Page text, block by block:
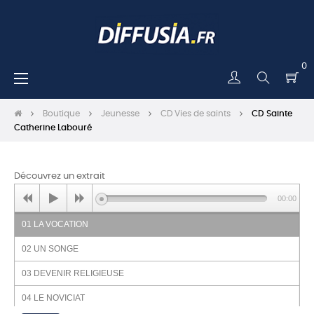
0
Basculer
☰
Boutique Jeunesse CD Vies de saints
CD Sainte
Catherine Labouré
Découvrez un extrait
01 LA VOCATION
02 UN SONGE
03 DEVENIR RELIGIEUSE
04 LE NOVICIAT
00:00